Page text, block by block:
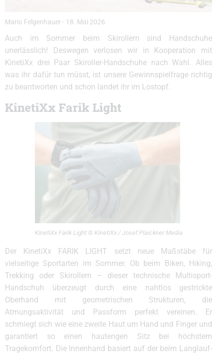
Mario Felgenhauer - 18. Mai 2026
Auch im Sommer beim Skirollern sind Handschuhe
unerlässlich! Deswegen verlosen wir in Kooperation mit
KinetiXx drei Paar Skiroller-Handschuhe nach Wahl. Alles
was ihr dafür tun müsst, ist unsere Gewinnspielfrage richtig
zu beantworten und schon landet ihr im Lostopf.
KinetiXx Farik Light
KinetiXx Farik Light © KinetiXx / Josef Plaickner Media
Der KinetiXx FARIK LIGHT setzt neue Maßstäbe für
vielseitige Sportarten im Sommer. Ob beim Biken, Hiking,
Trekking oder Skirollern – dieser technische Multisport-
Handschuh überzeugt durch eine nahtlos gestrickte
Oberhand mit geometrischen Strukturen, die
Atmungsaktivität und Passform perfekt vereinen. Er
schmiegt sich wie eine zweite Haut um Hand und Finger und
garantiert so einen hautengen Sitz bei höchstem
Tragekomfort. Die Innenhand basiert auf der beim Langlauf-